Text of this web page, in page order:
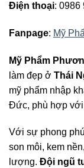
Điện thoại: 0986
Fanpage: Mỹ
Mỹ Phẩm
làm đẹp ở Thái
mỹ phẩm nhập
Đức, phù hợp với
Với sự phong
son môi, kem
lượng. Đội ngũ